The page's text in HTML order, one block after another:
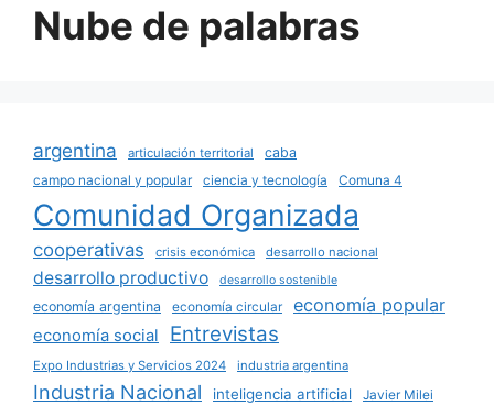
Nube de palabras
argentina articulación territorial
caba
campo nacional y popular
ciencia y tecnología Comuna 4
Comunidad Organizada
cooperativas crisis económica desarrollo nacional
desarrollo productivo desarrollo sostenible
economía argentina economía circular economía popular
economía social Entrevistas
Expo Industrias y Servicios 2024 industria argentina
Industria Nacional inteligencia artificial Javier Milei